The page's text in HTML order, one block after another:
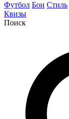
Футбол Бои Стиль
Квизы
Поиск